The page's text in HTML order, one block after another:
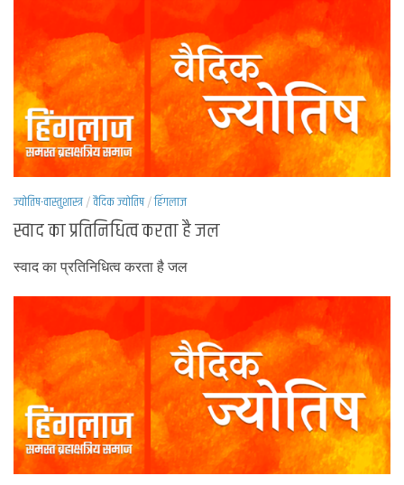
ज्योतिष-वास्तुशास्त्र/वैदिक ज्योतिष/हिंगलाज
स्वाद का प्रतिनिधित्व करता है जल
स्वाद का प्रतिनिधित्व करता है जल